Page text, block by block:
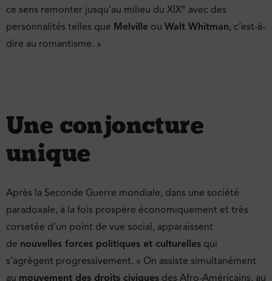
ce sens remonter jusqu’au milieu du XIXe avec des
personnalités telles que Melville ou Walt Whitman, c’est-à-
dire au romantisme. »
Une conjoncture
unique
Après la Seconde Guerre mondiale, dans une société
paradoxale, à la fois prospère économiquement et très
corsetée d’un point de vue social, apparaissent
de nouvelles forces politiques et culturelles qui
s’agrègent progressivement. « On assiste simultanément
au mouvement des droits civiques des Afro-Américains, au